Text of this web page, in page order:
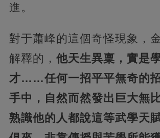
進。
對于蕭峰的這個奇怪現象，
解釋的， 他天生異稟，實是
才……任何一招平平無奇的
手中，自然而然發出巨大無
熟識他的人都說這等武學天